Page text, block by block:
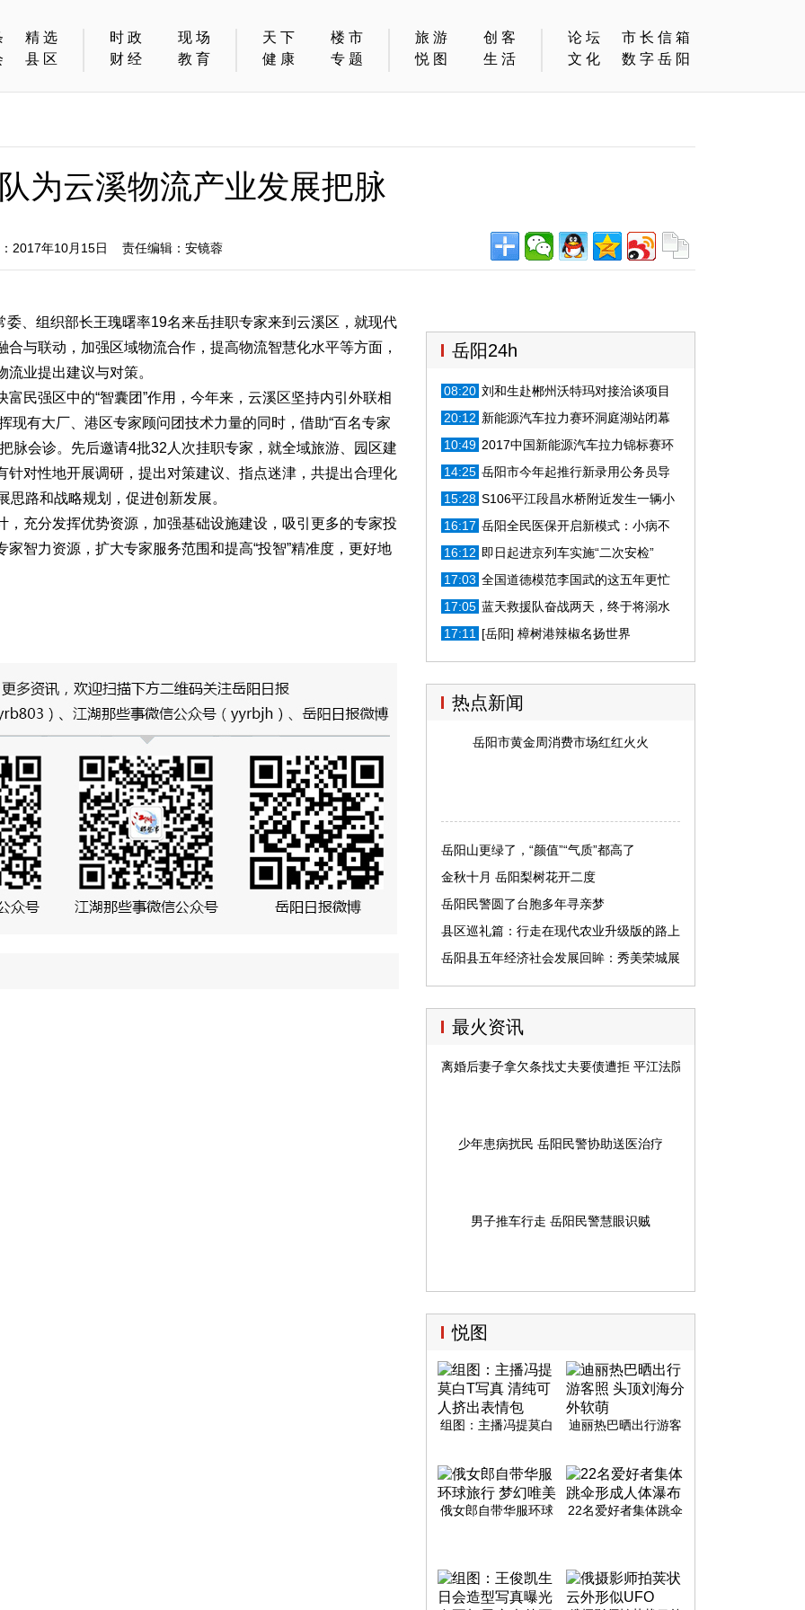
精选
县区
时政
现场
财经
教育
天下
楼市
健康
专题
旅游
创客
悦图
生活
论坛
市长信箱
文化
数字岳阳
为云溪物流产业发展把脉
2017年10月15日 责任编辑：安镜蓉
组织部长王瑰曙率19名来岳挂职专家来到云溪区，就现代
与联动，加强区域物流合作，提高物流智慧化水平等方面，
业提出建议与对策。
强区中的“智囊团”作用，今年来，云溪区坚持内引外联相
现有大厂、港区专家顾问团技术力量的同时，借助“百名专家
脉会诊。先后邀请4批32人次挂职专家，就全域旅游、园区建
对性地开展调研，提出对策建议、指点迷津，共提出合理化
路和战略规划，促进创新发展。
分发挥优势资源，加强基础设施建设，吸引更多的专家投
智力资源，扩大专家服务范围和提高“投智”精准度，更好地
岳阳24h
08:20 刘和生赴郴州沃特玛对接洽谈项目
20:12 新能源汽车拉力赛环洞庭湖站闭幕
向力力 、刘和生出席闭幕式
10:49 2017中国新能源汽车拉力锦标赛环
洞庭湖站收官之战在岳阳打响
14:25 岳阳市今年起推行新录用公务员导
师制
15:28 S106平江段昌水桥附近发生一辆小
车自燃，具体原因不明
16:17 岳阳全民医保开启新模式：小病不
出社区 大病不出城
16:12 即日起进京列车实施“二次安检”
17:03 全国道德模范李国武的这五年更忙
了！
17:05 蓝天救援队奋战两天，终于将溺水
夫妇打捞上岸
17:11 [岳阳] 樟树港辣椒名扬世界
热点新闻
岳阳市黄金周消费市场红红火火
岳阳山更绿了，“颜值”“气质”都高了
金秋十月 岳阳梨树花开二度
岳阳民警圆了台胞多年寻亲梦
县区巡礼篇：行走在现代农业升级版的路上
岳阳县五年经济社会发展回眸：秀美荣城展
新颜
最火资讯
离婚后妻子拿欠条找丈夫要债遭拒 平江法院判欠条有效
少年患病扰民 岳阳民警协助送医治疗
男子推车行走 岳阳民警慧眼识贼
悦图
组图：主播冯提莫白
迪丽热巴晒出行游客
俄女郎自带华服环球
22名爱好者集体跳伞